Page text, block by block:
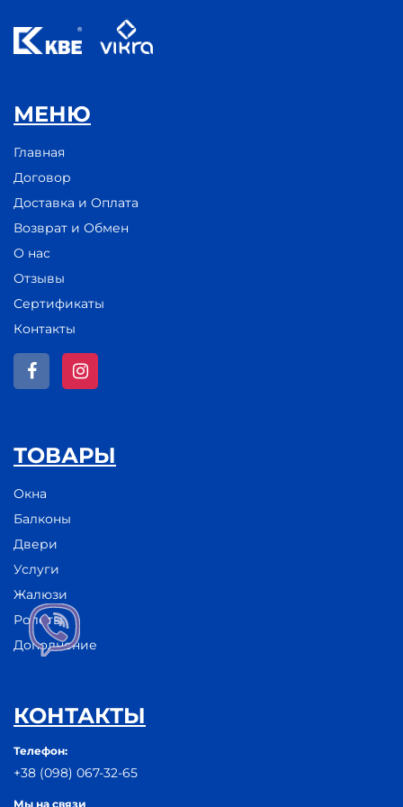
МЕНЮ
Главная
Договор
Доставка и Оплата
Возврат и Обмен
О нас
Отзывы
Сертификаты
Контакты
ТОВАРЫ
Окна
Балконы
Двери
Услуги
Жалюзи
Ролеты
Дополнение
КОНТАКТЫ
Телефон:
+38 (098) 067-32-65
Мы на связи